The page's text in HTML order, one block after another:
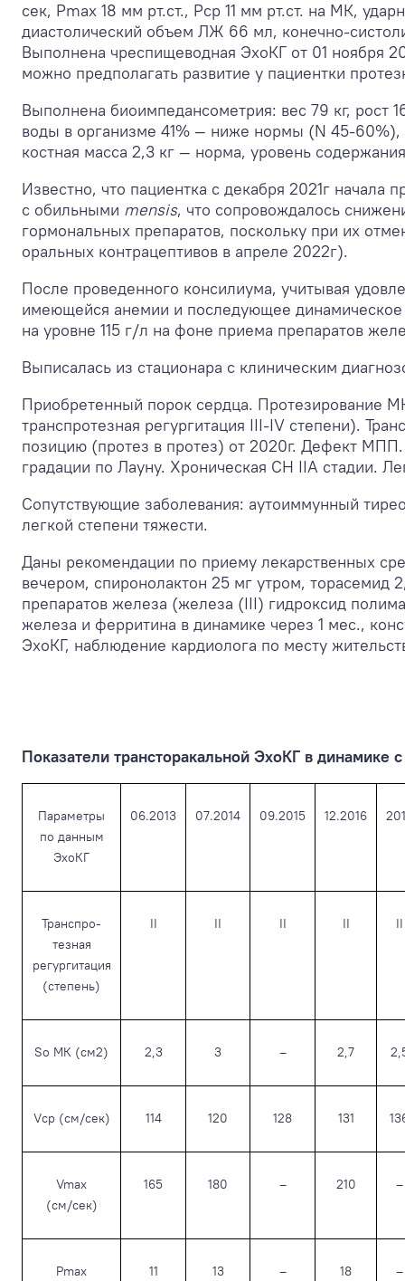
сек, Рmax 18 мм рт.ст., Рср 11 мм рт.ст. на МК,
диастолический объем ЛЖ 66 мл, конечно-
Выполнена чреспищеводная ЭхоКГ от 01 ноября
можно предполагать развитие у пациентки
Выполнена биоимпедансометрия: вес 79 кг,
воды в организме 41% — ниже нормы (N 45-
костная масса 2,3 кг — норма, уровень
Известно, что пациентка с декабря 2021г
с обильными mensis, что сопровождалось
гормональных препаратов, поскольку при их
оральных контрацептивов в апреле 2022г).
После проведенного консилиума, учитывая
имеющейся анемии и последующее динамическое
на уровне 115 г/л на фоне приема препаратов
Выписалась из стационара с клиническим
Приобретенный порок сердца. Протезирование
транспротезная регургитация III-IV степени).
позицию (протез в протез) от 2020г. Дефект МПП.
градации по Лауну. Хроническая СН IIА стадии.
Сопутствующие заболевания: аутоиммунный
легкой степени тяжести.
Даны рекомендации по приему лекарственных
вечером, спиронолактон 25 мг утром,
препаратов железа (железа (III) гидроксид
железа и ферритина в динамике через 1 мес.,
ЭхоКГ, наблюдение кардиолога по месту
Показатели трансторакальной ЭхоКГ в динамике
Параметры
по данным
ЭхоКГ
06.2013 07.2014 09.2015 12.2016
Транспро-
тезная
регургитация
(степень)
II II II II II
So МК (см2) 2,3 3 – 2,7
Vср (см/сек) 114 120 128 131
Vmax
(см/сек)
165 180 – 210 –
Pmax
11 13 – 18 –